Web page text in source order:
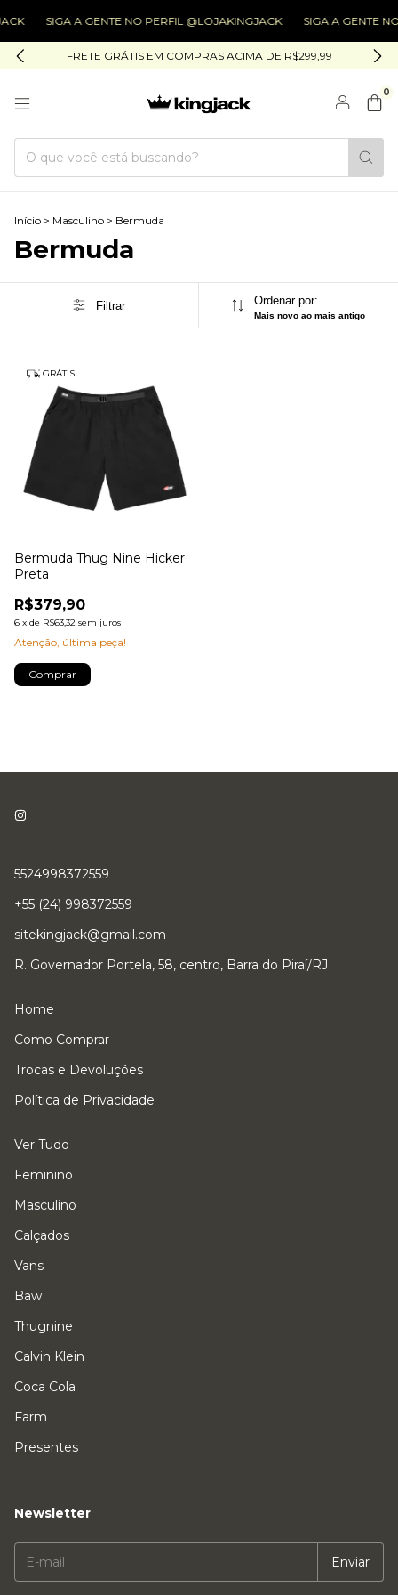
SIGA A GENTE NO PERFIL @LOJAKINGJACK SIGA A GENTE
FRETE GRÁTIS EM COMPRAS ACIMA DE R$299,99
0
Início > Masculino > Bermuda
Bermuda
Filtrar Ordenar por:
Mais novo ao mais antigo
GRÁTIS
Bermuda Thug Nine Hicker
Preta
R$379,90
6 x de R$63,32 sem juros
Atenção, última peça!
Comprar
5524998372559
+55 (24) 998372559
sitekingjack@gmail.com
R. Governador Portela, 58, centro, Barra do Piraí/RJ
Home
Como Comprar
Trocas e Devoluções
Política de Privacidade
Ver Tudo
Feminino
Masculino
Calçados
Vans
Baw
Thugnine
Calvin Klein
Coca Cola
Farm
Presentes
Newsletter